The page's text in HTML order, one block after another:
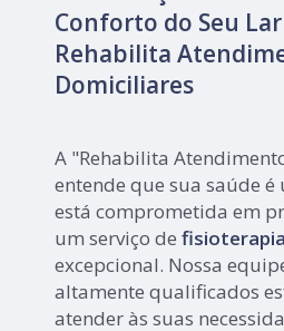
Conforto do Seu
Rehabilita
Domiciliares
A "Rehabilita
entende que sua saúde
está comprometida em
um serviço de
excepcional. Nossa
altamente qualificados
atender às suas